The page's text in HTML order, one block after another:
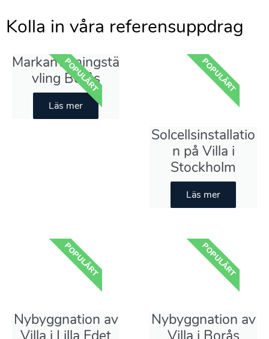
Kolla in våra referensuppdrag
Markanvisningstä
vling Borås
Läs mer
POPULÄRT
Solcellsinstallatio
n på Villa i
Stockholm
Läs mer
POPULÄRT
Nybyggnation av
POPULÄRT
Nybyggnation av
POPULÄRT